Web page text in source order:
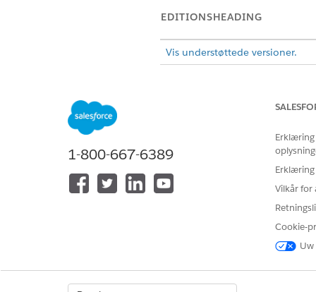
EDITIONSHEADING
Vis understøttede versioner.
Denne artikel gælder ikke
WhatsApp-forløbet afskærer
teksten overskrider grænsen
1-800-667-6389
Erklæring
Vilkår for
Cookie-
Uw